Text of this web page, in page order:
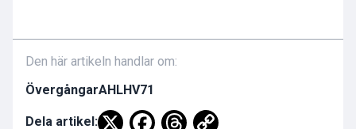
Den här artikeln handlar om:
ÖvergångarAHLHV71
Dela artikel: